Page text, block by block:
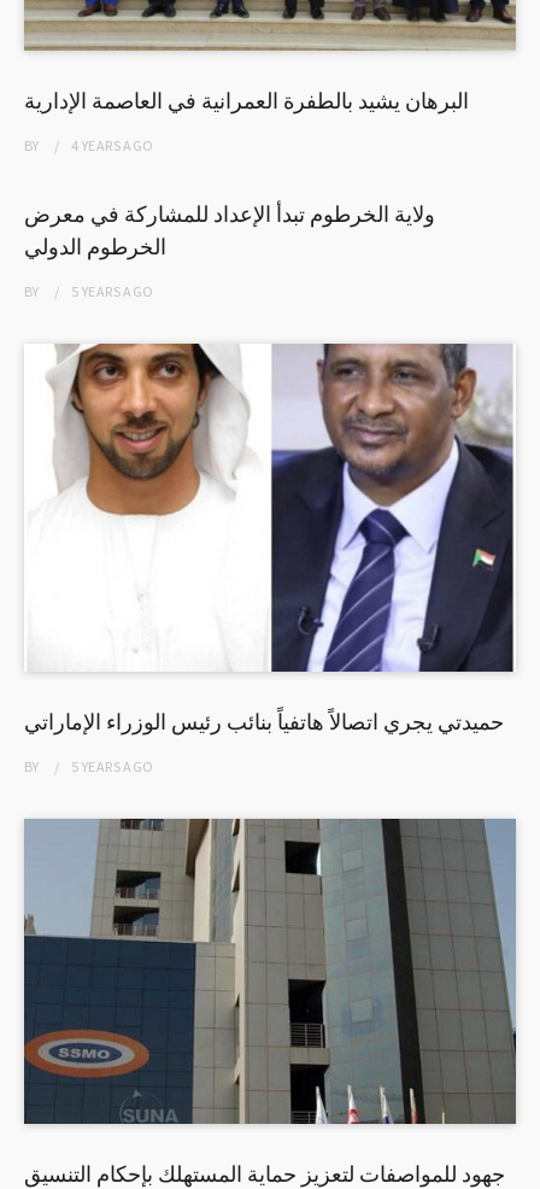
البرهان يشيد بالطفرة العمرانية في العاصمة الإدارية
BY 4 YEARSAGO
ولاية الخرطوم تبدأ الإعداد للمشاركة في معرض
الخرطوم الدولي
BY 5 YEARSAGO
حميدتي يجري اتصالاً هاتفياً بنائب رئيس الوزراء الإماراتي
BY 5 YEARSAGO
جهود للمواصفات لتعزيز حماية المستهلك بإحكام التنسيق